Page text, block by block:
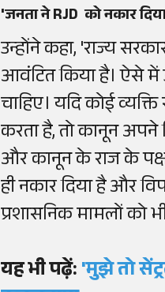
'जनता ने RJD को नकार
उन्होंने कहा, 'राज्य
आवंटित किया है। ऐसे में
चाहिए। यदि कोई
करता है, तो कानून अपने
और कानून के राज के पक्ष
ही नकार दिया है और
प्रशासनिक मामलों को
यह भी पढ़ें:'मुझे तो